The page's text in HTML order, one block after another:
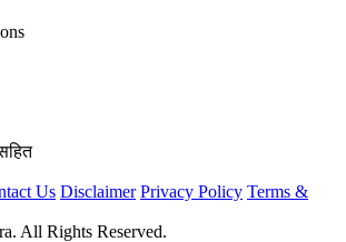
Us Disclaimer Privacy Policy Terms &
All Rights Reserved.